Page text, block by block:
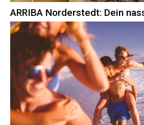
ARRIBA Norderstedt: Dein